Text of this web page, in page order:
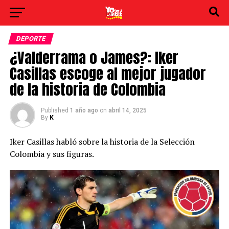
DEPORTE
¿Valderrama o James?: Iker
Casillas escoge al mejor jugador
de la historia de Colombia
Published 1 año ago on abril 14, 2025
By K
Iker Casillas habló sobre la historia de la Selección
Colombia y sus figuras.